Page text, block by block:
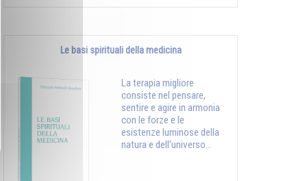
Le basi spirituali della medicina
La terapia migliore
consiste nel pensare,
sentire e agire in armonia
con le forze e le
esistenze luminose della
natura e dell'universo...